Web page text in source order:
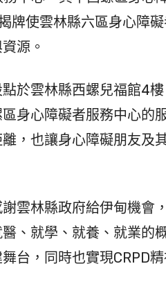
牌使雲林縣六區身心障
源。
於雲林縣西螺兒福館4
身心障礙者服務中心的
，也讓身心障礙朋友及
雲林縣政府給伊甸機會
、就學、就養、就業的
台，同時也實現CRPD精